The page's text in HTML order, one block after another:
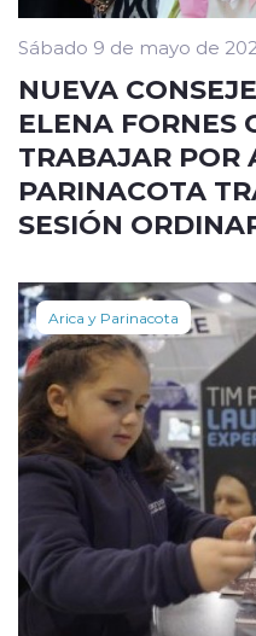
Sábado 9 de mayo de
NUEVA
ELENA FORNES
TRABAJAR POR
PARINACOTA
SESIÓN
Arica y Parinacota